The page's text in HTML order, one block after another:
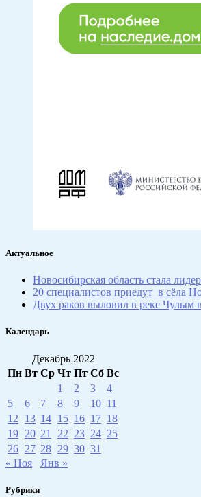
Актуальное
Новосибирская область стала
20 специалистов приедут в сёла
Двух раков выловил в реке Чулым
Календарь
Декабрь 2022
Пн Вт Ср Чт Пт Сб Вс
1
2 3
4
5
6 7 8 9 10 11
12
13 14 15 16 17 18
19 20 21 22 23 24 25
26 27 28 29 30 31
« Ноя
Янв »
Рубрики